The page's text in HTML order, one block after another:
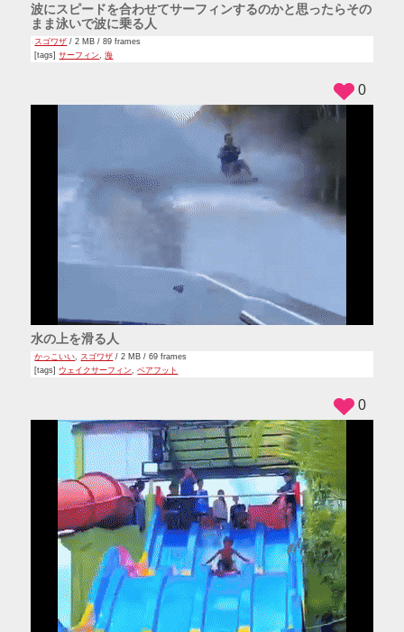
波にスピードを合わせてサーフィンするのかと思ったらその
まま泳いで波に乗る人
スゴワザ / 2 MB / 89 frames
[tags]サーフィン,海
水の上を滑る人
かっこいい, スゴワザ / 2 MB / 69 frames
[tags] ウェイクサーフィン,ベアフット
0
0